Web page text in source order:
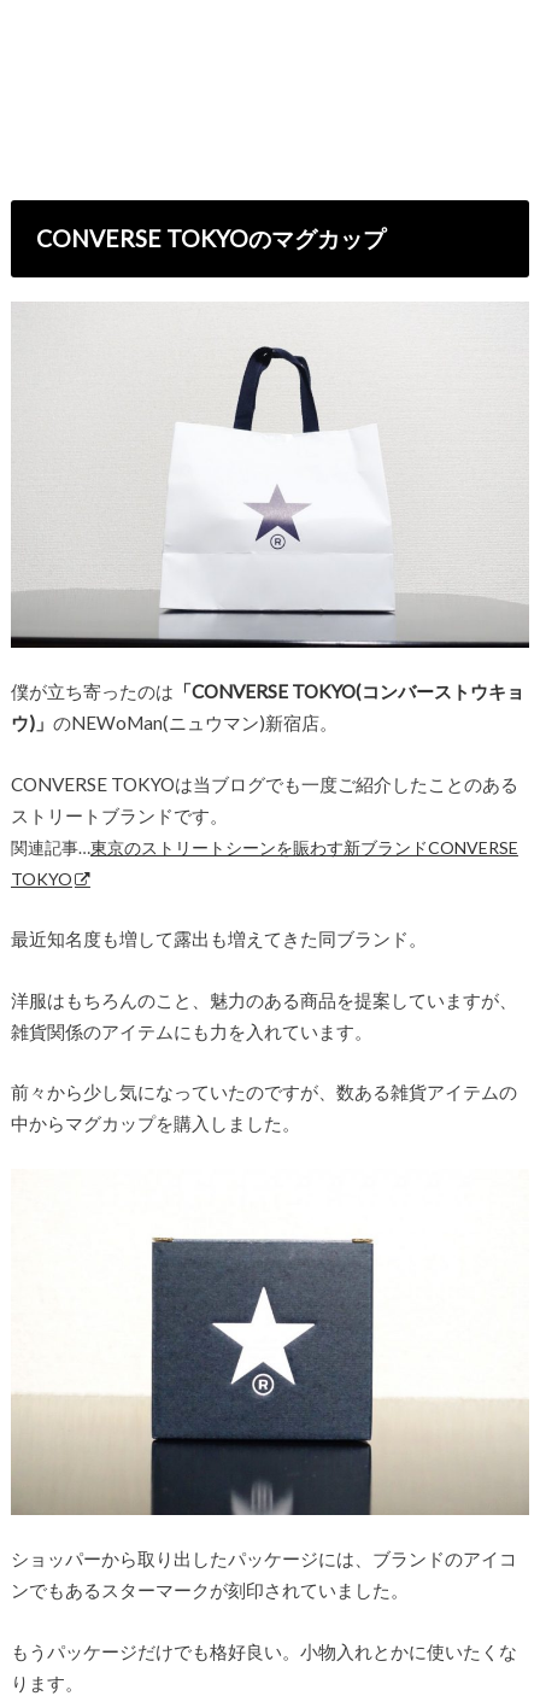
CONVERSE TOKYOのマグカップ
僕が立ち寄ったのは 「CONVERSE TOKYO(コンバーストウキョ
ウ)」 のNEWoMan(ニュウマン)新宿店。
CONVERSE TOKYOは当ブログでも一度ご紹介したことのある
ストリートブランドです。
関連記事…東京のストリートシーンを賑わす新ブランドCONVERSE
TOKYO
最近知名度も増して露出も増えてきた同ブランド。
洋服はもちろんのこと、魅力のある商品を提案していますが、
雑貨関係のアイテムにも力を入れています。
前々から少し気になっていたのですが、数ある雑貨アイテムの
中からマグカップを購入しました。
ショッパーから取り出したパッケージには、ブランドのアイコ
ンでもあるスターマークが刻印されていました。
もうパッケージだけでも格好良い。小物入れとかに使いたくな
ります。